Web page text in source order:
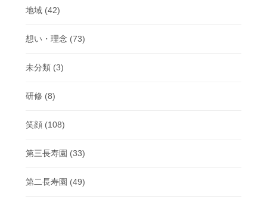
地域(42)
想い・理念 (73)
未分類(3)
研修 (8)
笑顔(108)
第三長寿園 (33)
第二長寿園 (49)